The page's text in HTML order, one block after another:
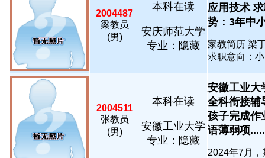
2004487
梁教员
(男)
本科在读
安庆师范大学
专业：隐藏
应用技术
势：3年中
家教简历 梁
求职意向：小
2004511
张教员
(男)
本科在读
安徽工业大学
专业：隐藏
安徽工业大
全科衔接辅
孩子完成作
语薄弱项
2024年7月